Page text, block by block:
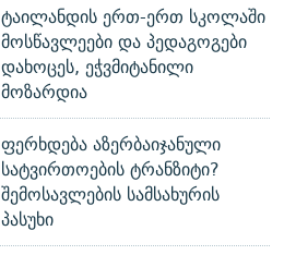
ტაილანდის ერთ-ერთ სკოლაში
მოსწავლეები და პედაგოგები
დახოცეს, ეჭვმიტანილი
მოზარდია
ფერხდება აზერბაიჯანული
სატვირთოების ტრანზიტი?
შემოსავლების სამსახურის
პასუხი